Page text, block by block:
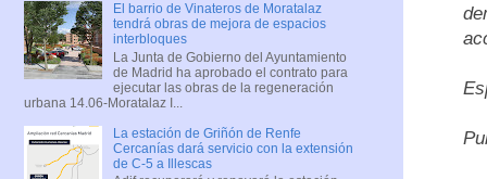
El barrio de Vinateros de Moratalaz
tendrá obras de mejora de espacios
interbloques
La Junta de Gobierno del Ayuntamiento
de Madrid ha aprobado el contrato para
ejecutar las obras de la regeneración
urbana 14.06-Moratalaz I...
La estación de Griñón de Renfe
Cercanías dará servicio con la extensión
de C-5 a Illescas